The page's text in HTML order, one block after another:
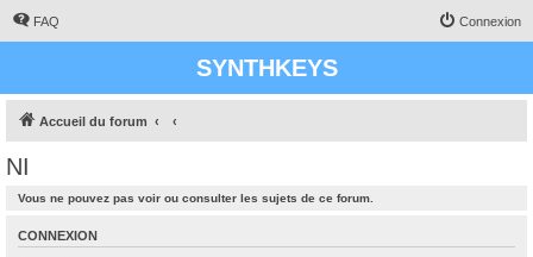
FAQ Connexion
SYNTHKEYS
Accueil du forum
NI
Vous ne pouvez pas voir ou consulter les sujets de ce forum.
CONNEXION